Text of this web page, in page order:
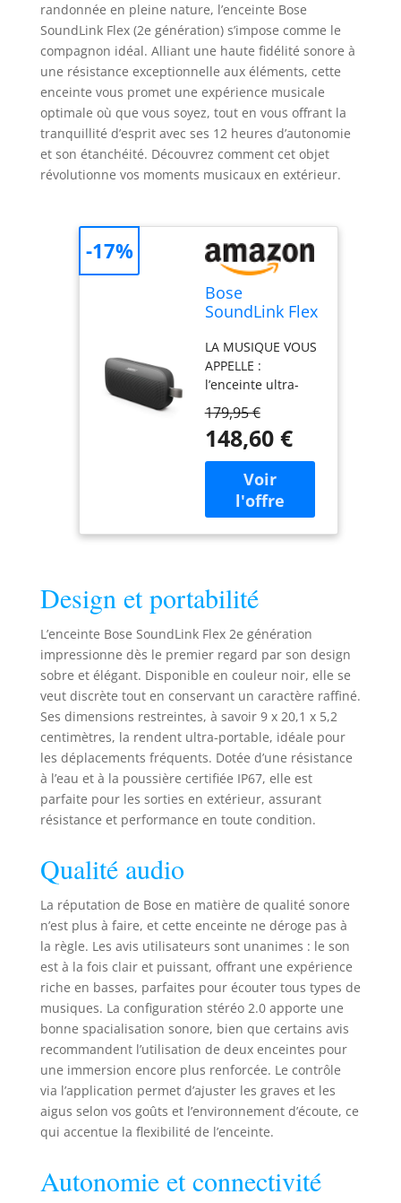
randonnée en pleine nature, l’enceinte Bose
SoundLink Flex (2e génération) s’impose comme le
compagnon idéal. Alliant une haute fidélité sonore à
une résistance exceptionnelle aux éléments, cette
enceinte vous promet une expérience musicale
optimale où que vous soyez, tout en vous offrant la
tranquillité d’esprit avec ses 12 heures d’autonomie
et son étanchéité. Découvrez comment cet objet
révolutionne vos moments musicaux en extérieur.
Bose
SoundLink Flex
Enceinte
Bluetooth,
Enceinte
d’extérieur
ultra-portable
avec son haute
fidélité, 12
heures
d’autonomie,
Enceinte
résistante
poussière, Noir
LA MUSIQUE VOUS
APPELLE :
l’enceinte ultra-
Bose SoundLink
Flex (2e
génération) offre
un son ample et
puissant dans un
format compact,
idéal pour
bons moments
partout dans le
monde UN SON
QUI VOUS FAIT
VOYAGER : facile à
transporter,
profitez de
l’incroyable
puissance de cette
enceinte portable
Bluetooth avec un
son haute fidélité,
clair et équilibré,
UNE AUTONOMIE
EXCEPTIONNELLE :
tient dans la main
ou peut être
accrochée à un sac
avec sa lanière. Et
avec 12 heures
d’autonomie*,
amusez-vous sans
avec cette enceinte
à batterie
puissante UN
CHUTE, TOUT LUI
VA : dotée d’un
179,95 €
148,60 €
-17%
Design et portabilité
L’enceinte Bose SoundLink Flex 2e génération
impressionne dès le premier regard par son design
sobre et élégant. Disponible en couleur noir, elle se
veut discrète tout en conservant un caractère raffiné.
Ses dimensions restreintes, à savoir 9 x 20,1 x 5,2
centimètres, la rendent ultra-portable, idéale pour
les déplacements fréquents. Dotée d’une résistance
à l’eau et à la poussière certifiée IP67, elle est
parfaite pour les sorties en extérieur, assurant
résistance et performance en toute condition.
Qualité audio
La réputation de Bose en matière de qualité sonore
n’est plus à faire, et cette enceinte ne déroge pas à
la règle. Les avis utilisateurs sont unanimes : le son
est à la fois clair et puissant, offrant une expérience
riche en basses, parfaites pour écouter tous types de
musiques. La configuration stéréo 2.0 apporte une
bonne spacialisation sonore, bien que certains avis
recommandent l’utilisation de deux enceintes pour
une immersion encore plus renforcée. Le contrôle
via l’application permet d’ajuster les graves et les
aigus selon vos goûts et l’environnement d’écoute, ce
qui accentue la flexibilité de l’enceinte.
Autonomie et connectivité